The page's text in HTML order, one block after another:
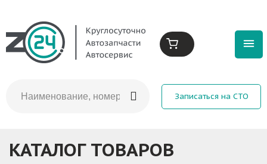
Записаться на СТО
КАТАЛОГ ТОВАРОВ